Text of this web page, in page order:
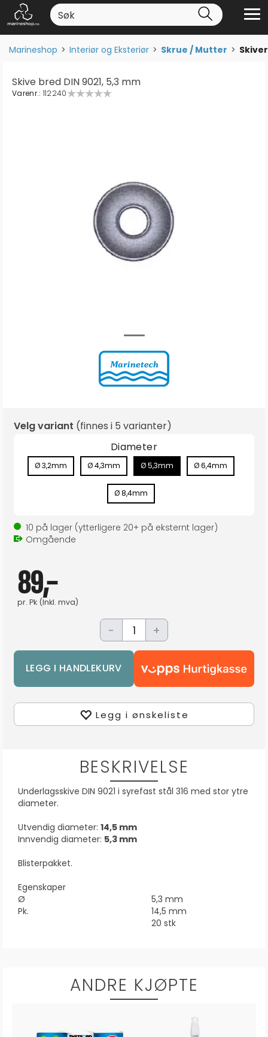
Marineshop>Interiør og Eksteriør>Skrue / Mutter>Skiver
Skive bred DIN 9021, 5,3 mm
Varenr.: 112240
Velg variant (finnes i 5 varianter)
Diameter
Ø 3,2mm Ø 4,3mm Ø 5,3mm Ø 6,4mm
Ø 8,4mm
10 på lager (ytterligere 20+ på eksternt lager)
Omgående
89,-
pr. Pk (Inkl. mva)
- +
Legg i ønskeliste
BESKRIVELSE
Underlagsskive DIN 9021 i syrefast stål 316 med stor ytre
diameter.
Utvendig diameter: 14,5 mm
Innvendig diameter: 5,3 mm
Blisterpakket.
Egenskaper
Ø
5,3 mm
Pk.
14,5 mm
20 stk
ANDRE KJØPTE